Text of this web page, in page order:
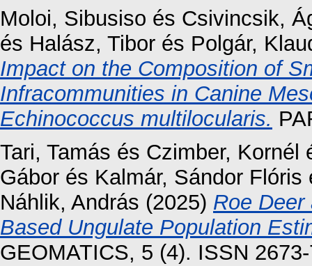
Moloi, Sibusiso és Csivincsik,
és Halász, Tibor és Polgár,
Impact on the Composition of
Infracommunities in Canine
Echinococcus multilocularis.
Tari, Tamás és Czimber, Kornél
Gábor és Kalmár, Sándor Flóris
Náhlik, András (2025) Roe
Based Ungulate Population
GEOMATICS, 5 (4). ISSN